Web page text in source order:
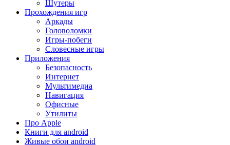
Шутеры
Прохождения игр
Аркады
Головоломки
Игры-побеги
Словесные игры
Приложения
Безопасность
Интернет
Мультимедиа
Навигация
Офисные
Утилиты
Про Apple
Книги для android
Живые обои android